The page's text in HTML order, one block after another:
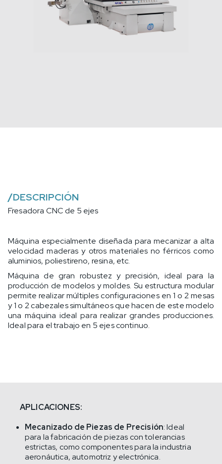
/DESCRIPCIÓN
Fresadora CNC de 5 ejes
Máquina especialmente diseñada para mecanizar a alta
velocidad maderas y otros materiales no férricos como
aluminios, poliestireno, resina, etc.
Máquina de gran robustez y precisión, ideal para la
producción de modelos y moldes. Su estructura modular
permite realizar múltiples configuraciones en 1 o 2 mesas
y 1 o 2 cabezales simultáneos que hacen de este modelo
una máquina ideal para realizar grandes producciones.
Ideal para el trabajo en 5 ejes continuo.
APLICACIONES:
Mecanizado de Piezas de Precisión: Ideal
para la fabricación de piezas con tolerancias
estrictas, como componentes para la industria
aeronáutica, automotriz y electrónica.